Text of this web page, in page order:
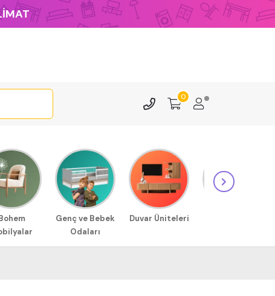
0
Genç ve Bebek
Odaları
Duvar Üniteleri